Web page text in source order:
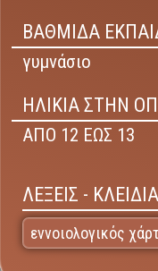
ΒΑΘΜΙΔΑ
γυμνάσιο
ΗΛΙΚΙΑ ΣΤΗΝ
ΑΠΟ 12 ΕΩΣ 13
ΛΕΞΕΙΣ - ΚΛΕΙΔΙΑ
εννοιολογικός